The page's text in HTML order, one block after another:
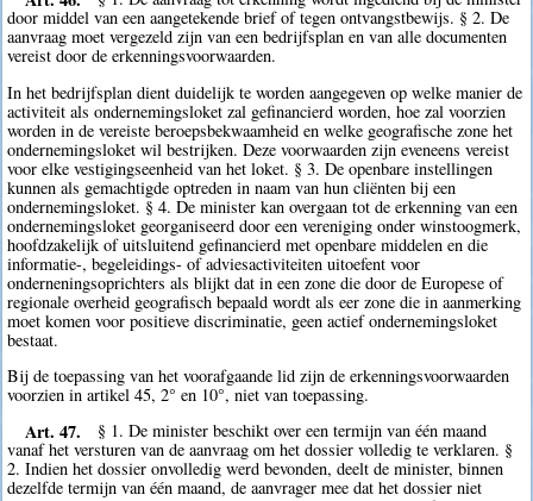
door middel van een aangetekende brief of tegen ontvangstbewijs. § 2. De
aanvraag moet vergezeld zijn van een bedrijfsplan en van alle documenten
vereist door de erkenningsvoorwaarden.
In het bedrijfsplan dient duidelijk te worden aangegeven op welke manier de
activiteit als ondernemingsloket zal gefinancierd worden, hoe zal voorzien
worden in de vereiste beroepsbekwaamheid en welke geografische zone het
ondernemingsloket wil bestrijken. Deze voorwaarden zijn eveneens vereist
voor elke vestigingseenheid van het loket. § 3. De openbare instellingen
kunnen als gemachtigde optreden in naam van hun cliënten bij een
ondernemingsloket. § 4. De minister kan overgaan tot de erkenning van een
ondernemingsloket georganiseerd door een vereniging onder winstoogmerk,
hoofdzakelijk of uitsluitend gefinancierd met openbare middelen en die
informatie-, begeleidings- of adviesactiviteiten uitoefent voor
onderneningsoprichters als blijkt dat in een zone die door de Europese of
regionale overheid geografisch bepaald wordt als eer zone die in aanmerking
moet komen voor positieve discriminatie, geen actief ondernemingsloket
bestaat.
Bij de toepassing van het voorafgaande lid zijn de erkenningsvoorwaarden
voorzien in artikel 45, 2° en 10°, niet van toepassing.
Art. 47.
§ 1. De minister beschikt over een termijn van één maand
vanaf het versturen van de aanvraag om het dossier volledig te verklaren. §
2. Indien het dossier onvolledig werd bevonden, deelt de minister, binnen
dezelfde termijn van één maand, de aanvrager mee dat het dossier niet